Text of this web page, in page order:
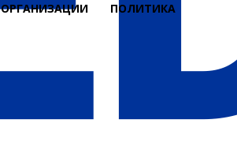
ОРГАНИЗАЦИИ ПОЛИТИКА